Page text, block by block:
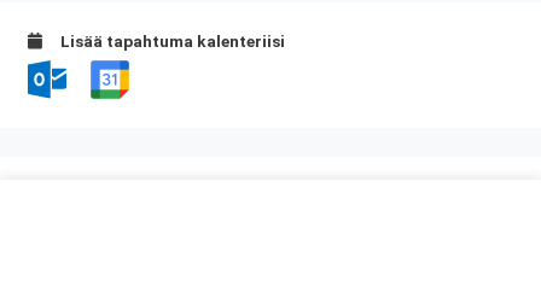
Lisää tapahtuma kalenteriisi